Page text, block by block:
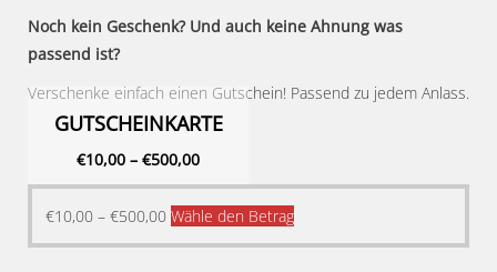
Noch kein Geschenk? Und auch keine Ahnung was
passend ist?
Verschenke einfach einen Gutschein! Passend zu jedem Anlass.
GUTSCHEINKARTE
€10,00 – €500,00
€10,00 – €500,00 Wähle den BetragDieses
Produkt